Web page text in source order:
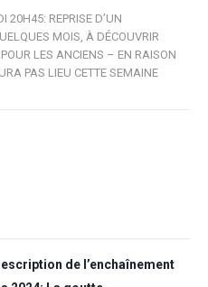
20H45: REPRISE D’UN
MOIS, À DÉCOUVRIR
LES ANCIENS – EN RAISON
PAS LIEU CETTE SEMAINE
de l’enchaînement